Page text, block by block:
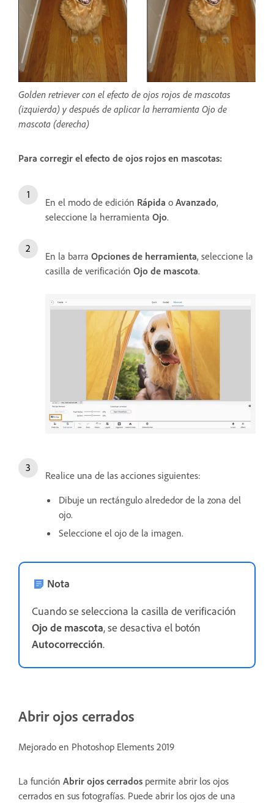
Golden retriever con el efecto de ojos rojos de mascotas
(izquierda) y después de aplicar la herramienta Ojo de
mascota (derecha)
Para corregir el efecto de ojos rojos en mascotas:
En el modo de edición Rápida o Avanzado,
seleccione la herramienta Ojo.
En la barra Opciones de herramienta, seleccione la
casilla de verificación Ojo de mascota.
Realice una de las acciones siguientes:
Dibuje un rectángulo alrededor de la zona del
ojo.
Seleccione el ojo de la imagen.
Nota
Cuando se selecciona la casilla de verificación
Ojo de mascota, se desactiva el botón
Autocorrección.
Abrir ojos cerrados
Mejorado en Photoshop Elements 2019
La función Abrir ojos cerrados permite abrir los ojos
cerrados en sus fotografías. Puede abrir los ojos de una